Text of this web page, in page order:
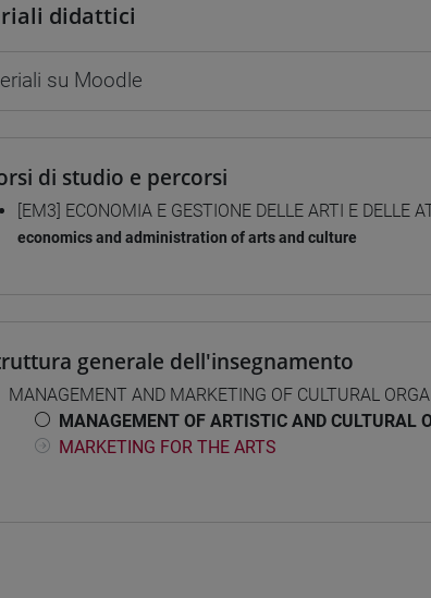
didattici
su Moodle
di studio e percorsi
[EM3] ECONOMIA E GESTIONE DELLE ARTI E
economics and administration of arts and culture
generale dell'insegnamento
MANAGEMENT AND MARKETING OF CULTURAL
MANAGEMENT OF ARTISTIC AND CULTURAL
MARKETING FOR THE ARTS